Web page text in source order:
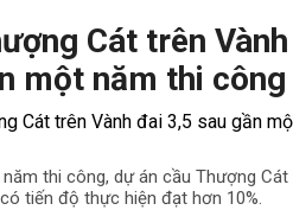
Cát trên
một năm thi công
thi công, dự án cầu Thượng
tiến độ thực hiện đạt hơn 10%.